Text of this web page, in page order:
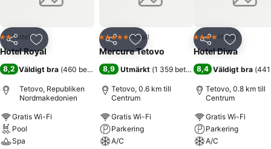
Dela Lägg till i Mina Favoriter
2 Stjärnor
Hotell
Hotel Royal
8,2 Väldigt bra (460 betyg )
Tetovo, Republiken
Nordmakedonien
Gratis Wi-Fi
Pool
Spa
Dela Lägg till i Mina Favoriter
5 StjärnorHotell
Mercure Tetovo
8,9 Utmärkt (1 359 betyg)
Tetovo, 0.6 km till
Centrum
Gratis Wi-Fi
Parkering
A/C
Dela Lägg till
4 StjärnorHotell
Hotel Diwa
8,4 Väldigt bra (
Tetovo, 0.8 km till
Centrum
Gratis Wi-Fi
Parkering
A/C